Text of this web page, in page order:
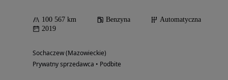
100 567 km Benzyna
Automatyczna
2019
Sochaczew (Mazowieckie)
Prywatny sprzedawca • Podbite